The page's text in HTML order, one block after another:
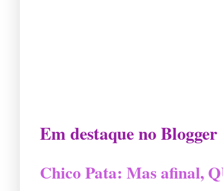
Em destaque no Blogger
Chico Pata: Mas afinal,